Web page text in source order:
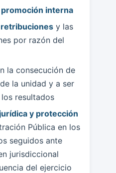
interna
retribuciones y las
por razón del
la consecución de
de la unidad y a ser
resultados
y protección
Pública en los
seguidos ante
jurisdiccional
del ejercicio